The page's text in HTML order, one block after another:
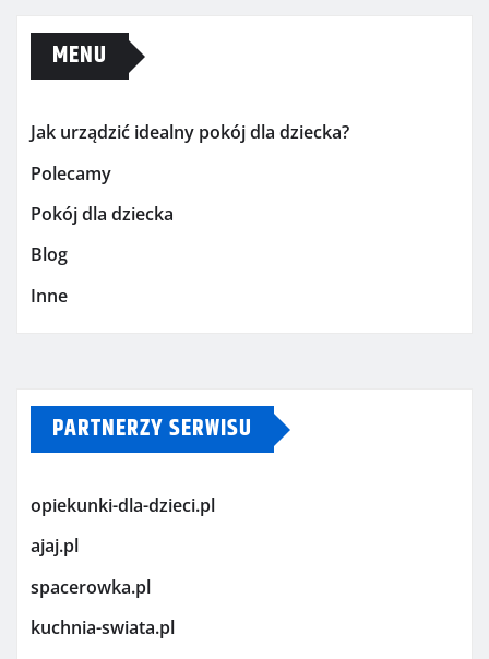
MENU
Jak urządzić idealny pokój dla dziecka?
Polecamy
Pokój dla dziecka
Blog
Inne
PARTNERZY SERWISU
opiekunki-dla-dzieci.pl
ajaj.pl
spacerowka.pl
kuchnia-swiata.pl